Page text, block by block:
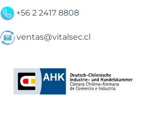
+56 2 2417 8808
ventas@vitalsec.cl